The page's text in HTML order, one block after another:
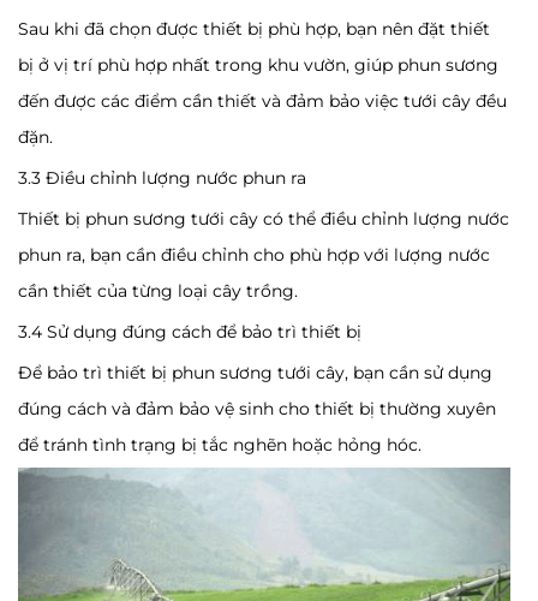
Sau khi đã chọn được thiết bị phù hợp, bạn nên đặt thiết
bị ở vị trí phù hợp nhất trong khu vườn, giúp phun sương
đến được các điểm cần thiết và đảm bảo việc tưới cây đều
đặn.
3.3 Điều chỉnh lượng nước phun ra
Thiết bị phun sương tưới cây có thể điều chỉnh lượng nước
phun ra, bạn cần điều chỉnh cho phù hợp với lượng nước
cần thiết của từng loại cây trồng.
3.4 Sử dụng đúng cách để bảo trì thiết bị
Để bảo trì thiết bị phun sương tưới cây, bạn cần sử dụng
đúng cách và đảm bảo vệ sinh cho thiết bị thường xuyên
để tránh tình trạng bị tắc nghẽn hoặc hỏng hóc.